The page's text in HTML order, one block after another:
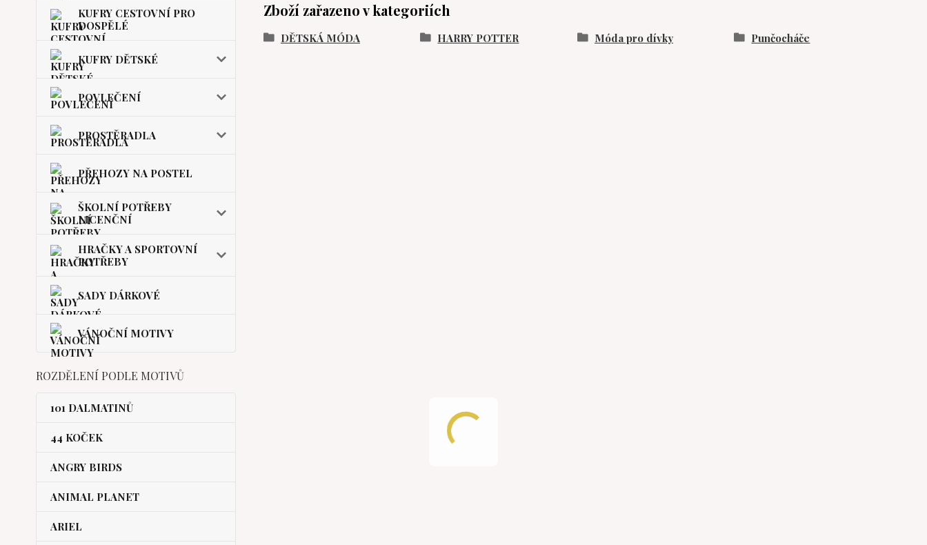
KUFRY CESTOVNÍ PRO
DOSPĚLÉ
KUFRY DĚTSKÉ
POVLEČENÍ
PROSTĚRADLA
PŘEHOZY NA POSTEL
ŠKOLNÍ POTŘEBY
LICENČNÍ
HRAČKY A SPORTOVNÍ
POTŘEBY
SADY DÁRKOVÉ
VÁNOČNÍ MOTIVY
ROZDĚLENÍ PODLE MOTIVŮ
101 DALMATINŮ
44 KOČEK
ANGRY BIRDS
ANIMAL PLANET
ARIEL
Zboží zařazeno v kategoriích
DĚTSKÁ MÓDA HARRY POTTER Móda pro dívky Punčocháče